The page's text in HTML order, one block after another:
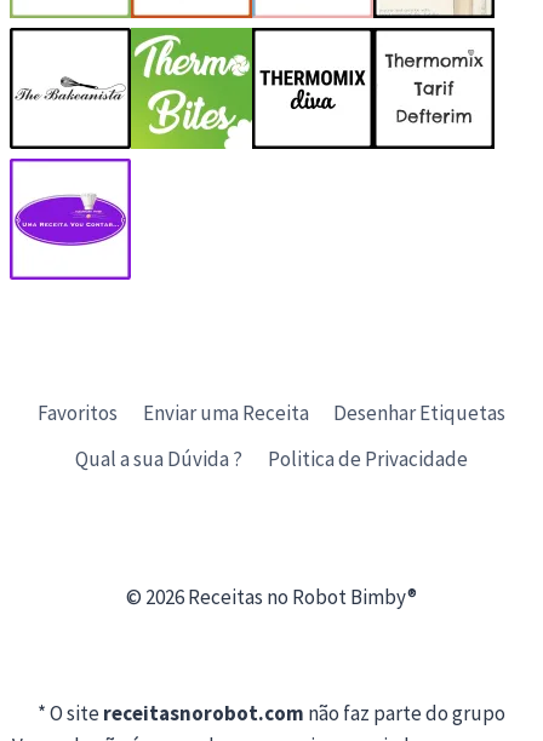
Favoritos Enviar uma Receita
Desenhar Etiquetas
Qual a sua Dúvida ?
Politica de Privacidade
© 2026 Receitas no Robot Bimby®
* O sitereceitasnorobot.com não faz parte do grupo